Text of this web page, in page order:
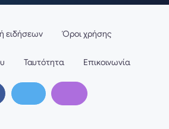
ειδήσεων Όροι χρήσης
Ταυτότητα Επικοινωνία